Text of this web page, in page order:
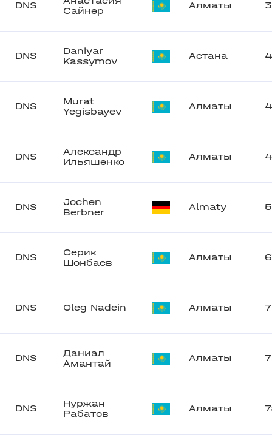
DNS
Сайнер
Алматы
DNS
Daniyar
Kassymov
Астана
DNS
Murat
Yegisbayev
Алматы
DNS
Александр
Ильяшенко
Алматы
DNS
Jochen
Berbner
Almaty
DNS
Серик
Шонбаев
Алматы
DNS Oleg Nadein Алматы
DNS
Даниал
Амантай
Алматы
DNS
Нуржан
Рабатов
Алматы